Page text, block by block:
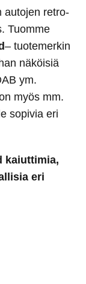
autojen retro-
Tuomme
– tuotemerkin
näköisiä
ym.
myös mm.
sopivia eri
kaiuttimia,
eri